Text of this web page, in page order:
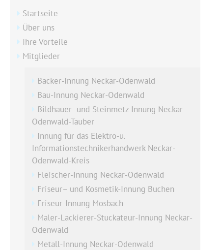
Startseite
Über uns
Ihre Vorteile
Mitglieder
Bäcker-Innung Neckar-Odenwald
Bau-Innung Neckar-Odenwald
Bildhauer- und Steinmetz Innung Neckar-
Odenwald-Tauber
Innung für das Elektro-u.
Informationstechnikerhandwerk Neckar-
Odenwald-Kreis
Fleischer-Innung Neckar-Odenwald
Friseur– und Kosmetik-Innung Buchen
Friseur-Innung Mosbach
Maler-Lackierer-Stuckateur-Innung Neckar-
Odenwald
Metall-Innung Neckar-Odenwald